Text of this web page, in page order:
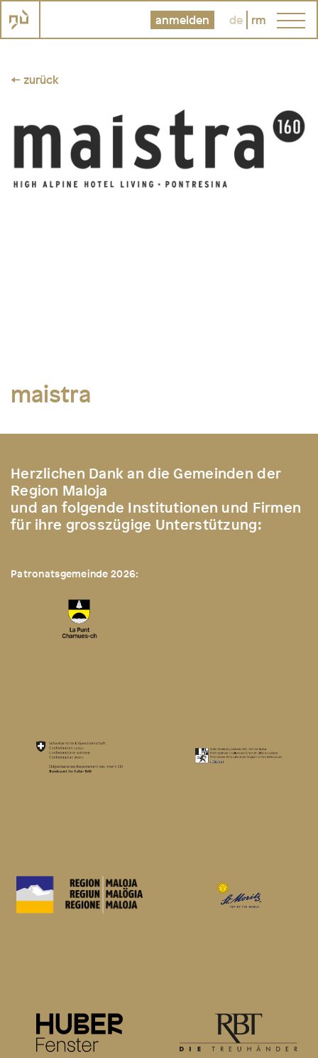
anmelden de rm
← zurück
maistra
Herzlichen Dank an die Gemeinden der
Region Maloja
und an folgende Institutionen und Firmen
für ihre grosszügige Unterstützung:
Patronatsgemeinde 2026: